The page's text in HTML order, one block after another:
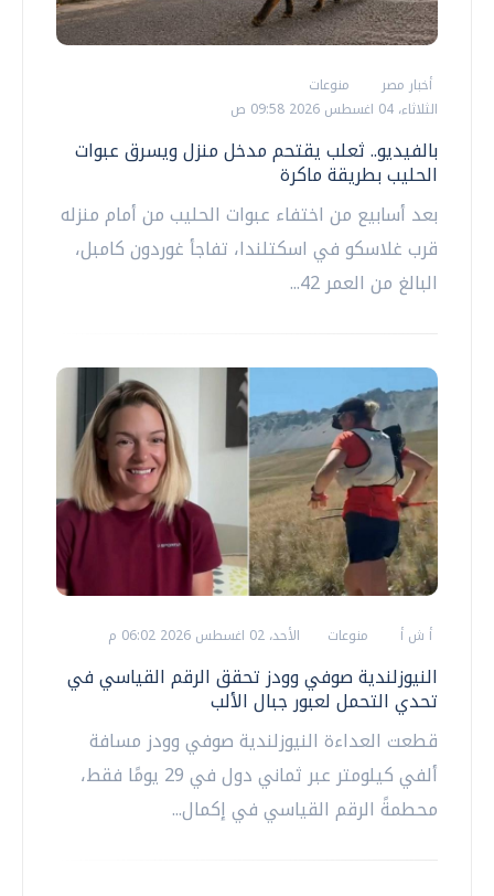
أخبار مصر
منوعات
الثلاثاء، 04 اغسطس 2026 09:58 ص
بالفيديو.. ثعلب يقتحم مدخل منزل ويسرق عبوات
الحليب بطريقة ماكرة
بعد أسابيع من اختفاء عبوات الحليب من أمام منزله
قرب غلاسكو في اسكتلندا، تفاجأ غوردون كامبل،
البالغ من العمر 42...
أ ش أ منوعات الأحد، 02 اغسطس 2026 06:02 م
النيوزلندية صوفي وودز تحقق الرقم القياسي في
تحدي التحمل لعبور جبال الألب
قطعت العداءة النيوزلندية صوفي وودز مسافة
ألفي كيلومتر عبر ثماني دول في 29 يومًا فقط،
محطمةً الرقم القياسي في إكمال...